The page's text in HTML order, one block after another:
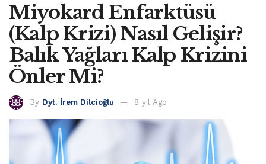
Miyokard Enfarktüsü
(Kalp Krizi) Nasıl Gelişir?
Balık Yağları Kalp Krizini
Önler Mi?
By Dyt. İrem Dilcioğlu 8 yıl Ago